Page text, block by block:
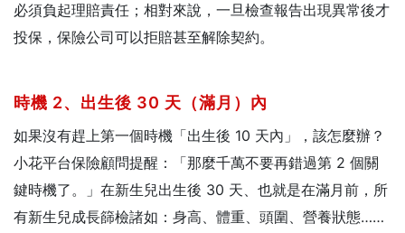
必須負起理賠責任；相對來說，一旦檢查報告出現異常後才
投保，保險公司可以拒賠甚至解除契約。
時機 2、出生後 30 天（滿月）內
如果沒有趕上第一個時機「出生後 10 天內」，該怎麼辦？
小花平台保險顧問提醒：「那麼千萬不要再錯過第 2 個關
鍵時機了。」在新生兒出生後 30 天、也就是在滿月前，所
有新生兒成長篩檢諸如：身高、體重、頭圍、營養狀態……